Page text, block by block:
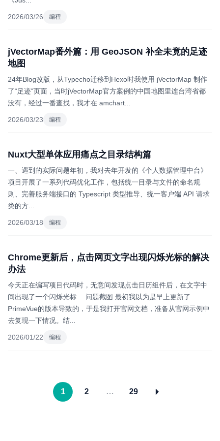
2026/03/26 编程
jVectorMap番外篇：用 GeoJSON 补全未竟的足迹
地图
24年Blog改版，从Typecho迁移到Hexo时我使用 jVectorMap 制作
了“足迹”页面，当时jVectorMap官方案例的中国地图里连台湾省都
没有，经过一番查找，我才在 amchart...
2026/03/23 编程
Nuxt大型单体应用痛点之目录结构篇
一、遇到的实际问题年初，我对去年开发的《个人数据管理中台》
项目开展了一系列代码优化工作，包括统一目录与文件的命名规
则、完善服务端接口的 Typescript 类型推导、统一客户端 API 请求
类的方...
2026/03/18 编程
Chrome更新后，点击网页文字出现闪烁光标的解决
办法
今天正在编写项目代码时，无意间发现点击日历组件后，在文字中
间出现了一个闪烁光标… 问题截图 最初我以为是早上更新了
PrimeVue的版本导致的，于是我打开官网文档，准备从官网示例中
去复现一下情况。结...
2026/01/22 编程
1 2 … 29